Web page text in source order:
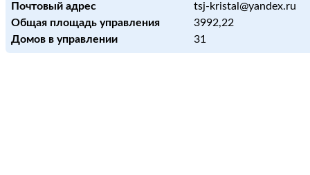
Почтовый адрес
tsj-kristal@yandex.ru
Общая площадь управления
3992,22
Домов в управлении
31